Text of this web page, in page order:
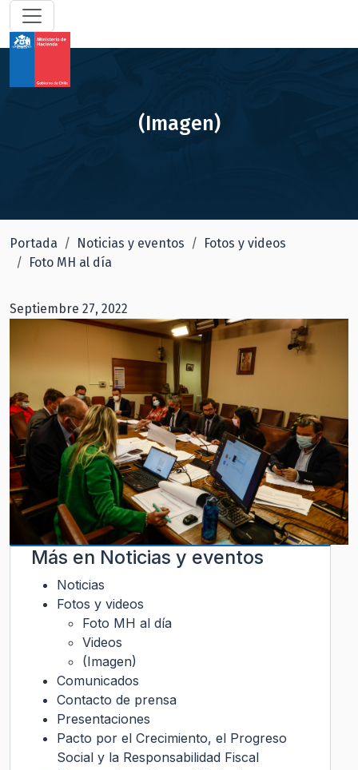
(Imagen)
Portada Noticias y eventos
Fotos y videos
Foto MH al día
Septiembre 27, 2022
Más en Noticias y eventos
Noticias
Fotos y videos
Foto MH al día
Videos
(Imagen)
Comunicados
Contacto de prensa
Presentaciones
Pacto por el Crecimiento, el Progreso
Social y la Responsabilidad Fiscal